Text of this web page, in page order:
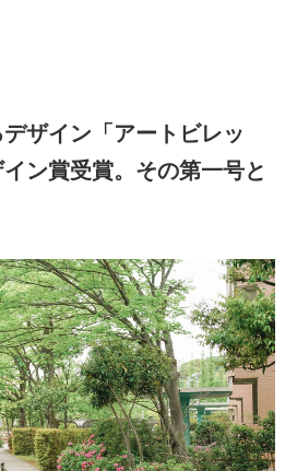
ザイン「アートビレッ
ン賞受賞。その第一号と